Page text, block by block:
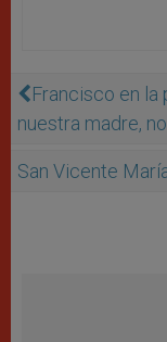
Francisco en la
nuestra madre,
San Vicente